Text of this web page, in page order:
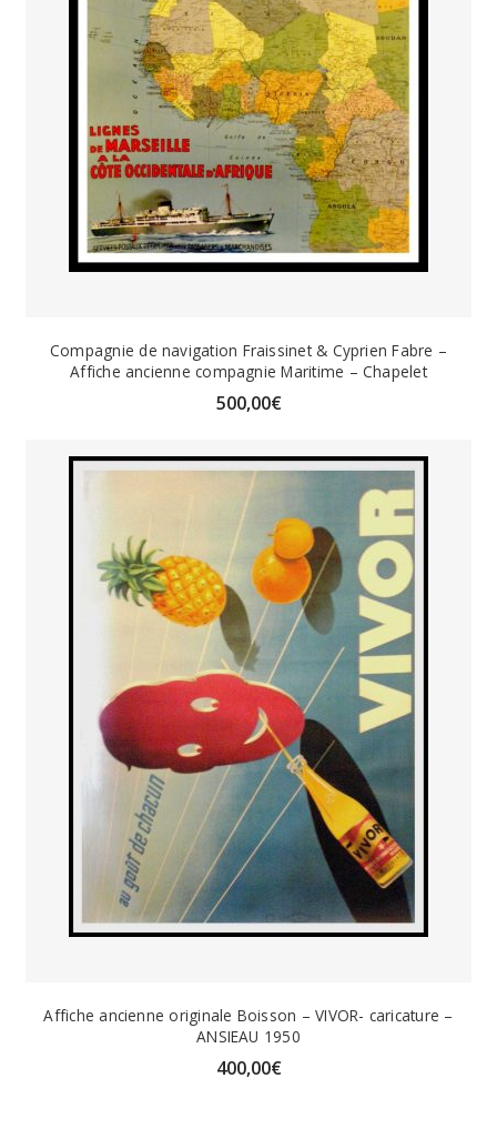
Compagnie de navigation Fraissinet & Cyprien Fabre –
Affiche ancienne compagnie Maritime – Chapelet
500,00€
Affiche ancienne originale Boisson – VIVOR- caricature –
ANSIEAU 1950
400,00€